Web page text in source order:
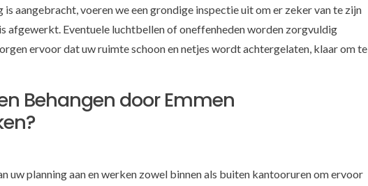
is aangebracht, voeren we een grondige inspectie uit om er zeker van te zijn
afgewerkt. Eventuele luchtbellen of oneffenheden worden zorgvuldig
ervoor dat uw ruimte schoon en netjes wordt achtergelaten, klaar om te
Behangen door Emmen
uw planning aan en werken zowel binnen als buiten kantooruren om ervoor